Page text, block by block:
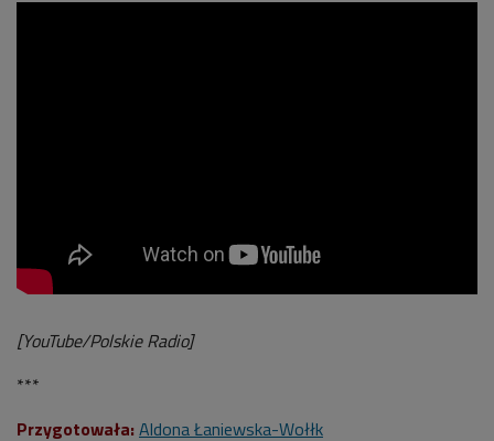
[YouTube/Polskie Radio]
***
Przygotowała: Aldona Łaniewska-Wołłk